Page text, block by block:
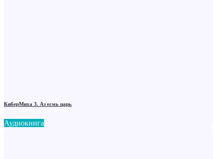
КиберМиха 3. Аз есмь царь
Аудиокнига